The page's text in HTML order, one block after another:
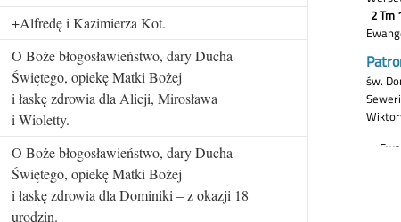
+Alfredę i Kazimierza Kot.
O Boże błogosławieństwo, dary Ducha
Świętego, opiekę Matki Bożej
i łaskę zdrowia dla Alicji, Mirosława
i Wioletty.
O Boże błogosławieństwo, dary Ducha
Świętego, opiekę Matki Bożej
i łaskę zdrowia dla Dominiki – z okazji 18
urodzin.